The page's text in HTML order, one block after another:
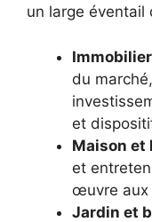
un large éventail
du
et
Maison et
et
œuvre aux
Jardin et